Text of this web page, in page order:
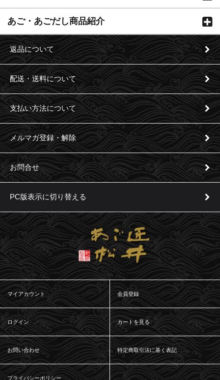
あご・あごだし商品紹介
返品について
配送・送料について
支払い方法について
メルマガ登録・解除
お問合せ
PC版表示に切り替える
マイアカウント 会員登録
ログイン カートを見る
お問い合わせ 特定商取引法に基く表記
プライバシーポリシー